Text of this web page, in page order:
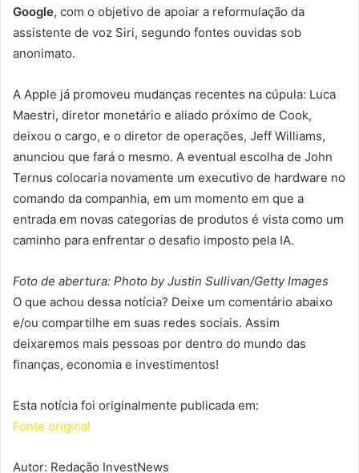
Google, com o objetivo de apoiar a reformulação da
assistente de voz Siri, segundo fontes ouvidas sob
anonimato.
A Apple já promoveu mudanças recentes na cúpula: Luca
Maestri, diretor monetário e aliado próximo de Cook,
deixou o cargo, e o diretor de operações, Jeff Williams,
anunciou que fará o mesmo. A eventual escolha de John
Ternus colocaria novamente um executivo de hardware no
comando da companhia, em um momento em que a
entrada em novas categorias de produtos é vista como um
caminho para enfrentar o desafio imposto pela IA.
Foto de abertura: Photo by Justin Sullivan/Getty Images
O que achou dessa notícia? Deixe um comentário abaixo
e/ou compartilhe em suas redes sociais. Assim
deixaremos mais pessoas por dentro do mundo das
finanças, economia e investimentos!
Esta notícia foi originalmente publicada em:
Fonte original
Autor: Redação InvestNews